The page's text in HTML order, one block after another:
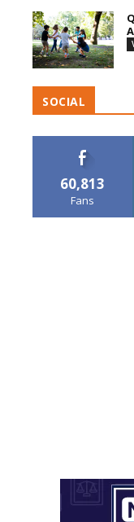
SOCIAL
60,813
Fans